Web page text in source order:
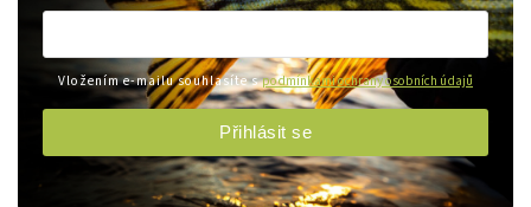
Vložením e-mailu souhlasíte spodmínkami ochrany osobních údajů
Přihlásit se